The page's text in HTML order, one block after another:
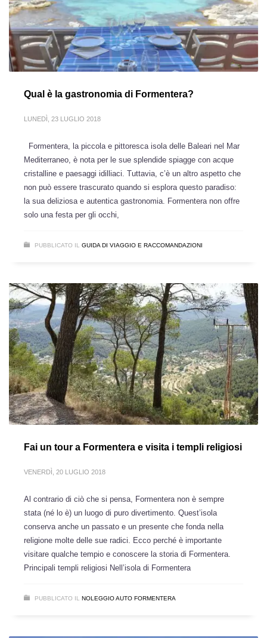
Qual è la gastronomia di Formentera?
LUNEDÌ, 23 LUGLIO 2018
Formentera, la piccola e pittoresca isola delle Baleari nel Mar
Mediterraneo, è nota per le sue splendide spiagge con acque
cristalline e paesaggi idilliaci. Tuttavia, c’è un altro aspetto che
non può essere trascurato quando si esplora questo paradiso:
la sua deliziosa e autentica gastronomia. Formentera non offre
solo una festa per gli occhi,
PUBBLICATO IL GUIDA DI VIAGGIO E RACCOMANDAZIONI
Fai un tour a Formentera e visita i templi religiosi
VENERDÌ, 20 LUGLIO 2018
Al contrario di ciò che si pensa, Formentera non è sempre
stata (né lo è) un luogo di puro divertimento. Quest’isola
conserva anche un passato e un presente che fonda nella
religione molte delle sue radici. Ecco perché è importante
visitare qualche tempio e conoscere la storia di Formentera.
Principali templi religiosi Nell’isola di Formentera
PUBBLICATO IL NOLEGGIO AUTO FORMENTERA